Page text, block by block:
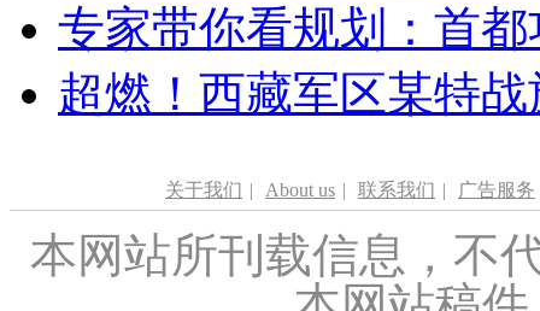
专家带你看规划：首
超燃！西藏军区某特
关于我们 | About us | 联系我们 | 广告服务
本网站所刊载信息，不